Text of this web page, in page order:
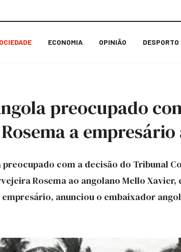
ECONOMIA OPINIÃO DESPORTO
preocupado
a
preocupado com a decisão do Tribunal
Rosema ao angolano Mello Xavier,
anunciou o embaixador